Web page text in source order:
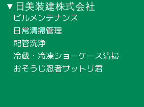
▼日美装建株式会社
ビルメンテナンス
日常清掃管理
配管洗浄
冷蔵・冷凍ショーケース清掃
おそうじ忍者サットリ君